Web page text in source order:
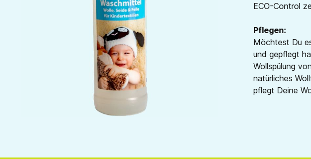
ECO-Control
Pflegen:
Möchtest Du
und gepflegt
Wollspülung
natürliches
pflegt Deine